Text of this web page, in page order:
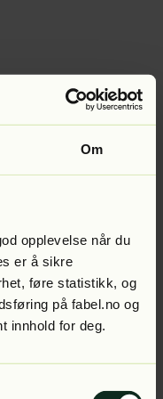
Om
opplevelse når du
er å sikre
føre statistikk, og
på fabel.no og
innhold for deg.